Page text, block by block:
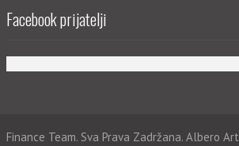
Facebook prijatelji
Finance Team. Sva Prava Zadržana. Albero Art